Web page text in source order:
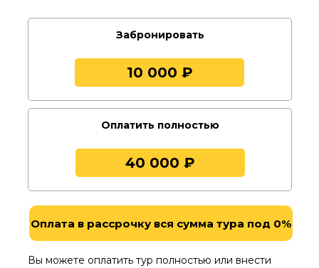
Оплатить полностью
40 000 ₽
Забронировать
10 000 ₽
Оплата в рассрочку вся сумма тура под 0%
Вы можете оплатить тур полностью или внести